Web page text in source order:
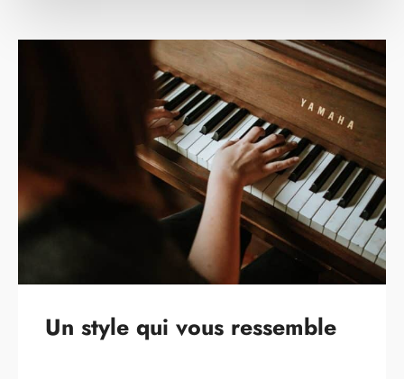
Un style qui vous ressemble